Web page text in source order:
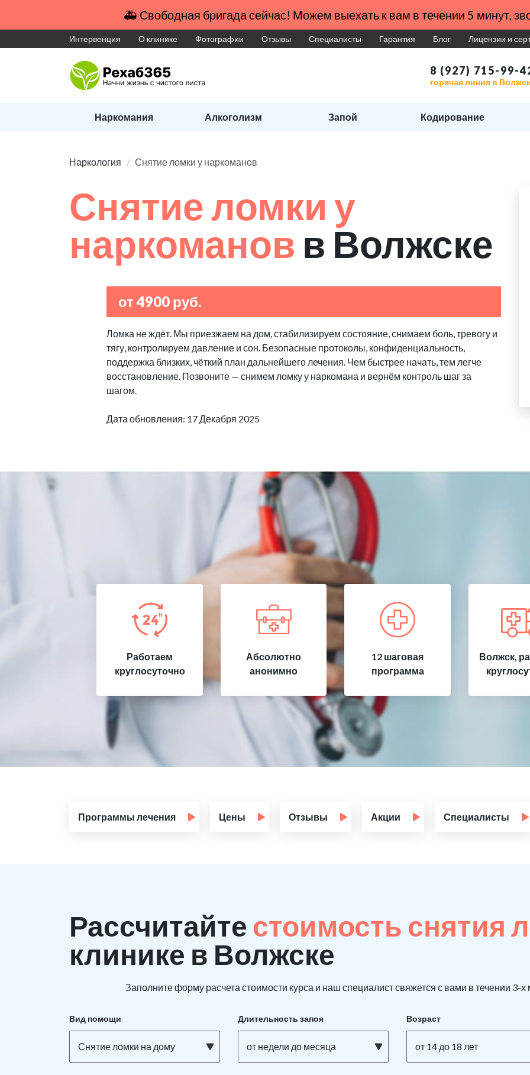
🚑 Свободная бригада сейчас! Можем выехать к вам в течении 5 минут,
Интервенция О клинике Фотографии Отзывы Специалисты Гарантия Блог Лицензии и
8 (927) 715-99-
горячая линия в
Наркомания Алкоголизм Запой Кодирование
Наркология Снятие ломки у наркоманов
Снятие ломки у
наркоманов в Волжске
от 4900 руб.
Ломка не ждёт. Мы приезжаем на дом, стабилизируем состояние, снимаем боль, тревогу и
тягу, контролируем давление и сон. Безопасные протоколы, конфиденциальность,
поддержка близких, чёткий план дальнейшего лечения. Чем быстрее начать, тем легче
восстановление. Позвоните — снимем ломку у наркомана и вернём контроль шаг за
шагом.
Дата обновления: 17 Декабря 2025
Работаем
круглосуточно
Абсолютно
анонимно
12 шаговая
программа
Волжск,
Программы лечения Цены Отзывы Акции Специалисты
Рассчитайте стоимость снятия
клинике в Волжске
Заполните форму расчета стоимости курса и наш специалист свяжется с вами в течении 3-х
Вид помощи
Снятие ломки на дому
Длительность запоя
от недели до месяца
Возраст
от 14 до 18 лет